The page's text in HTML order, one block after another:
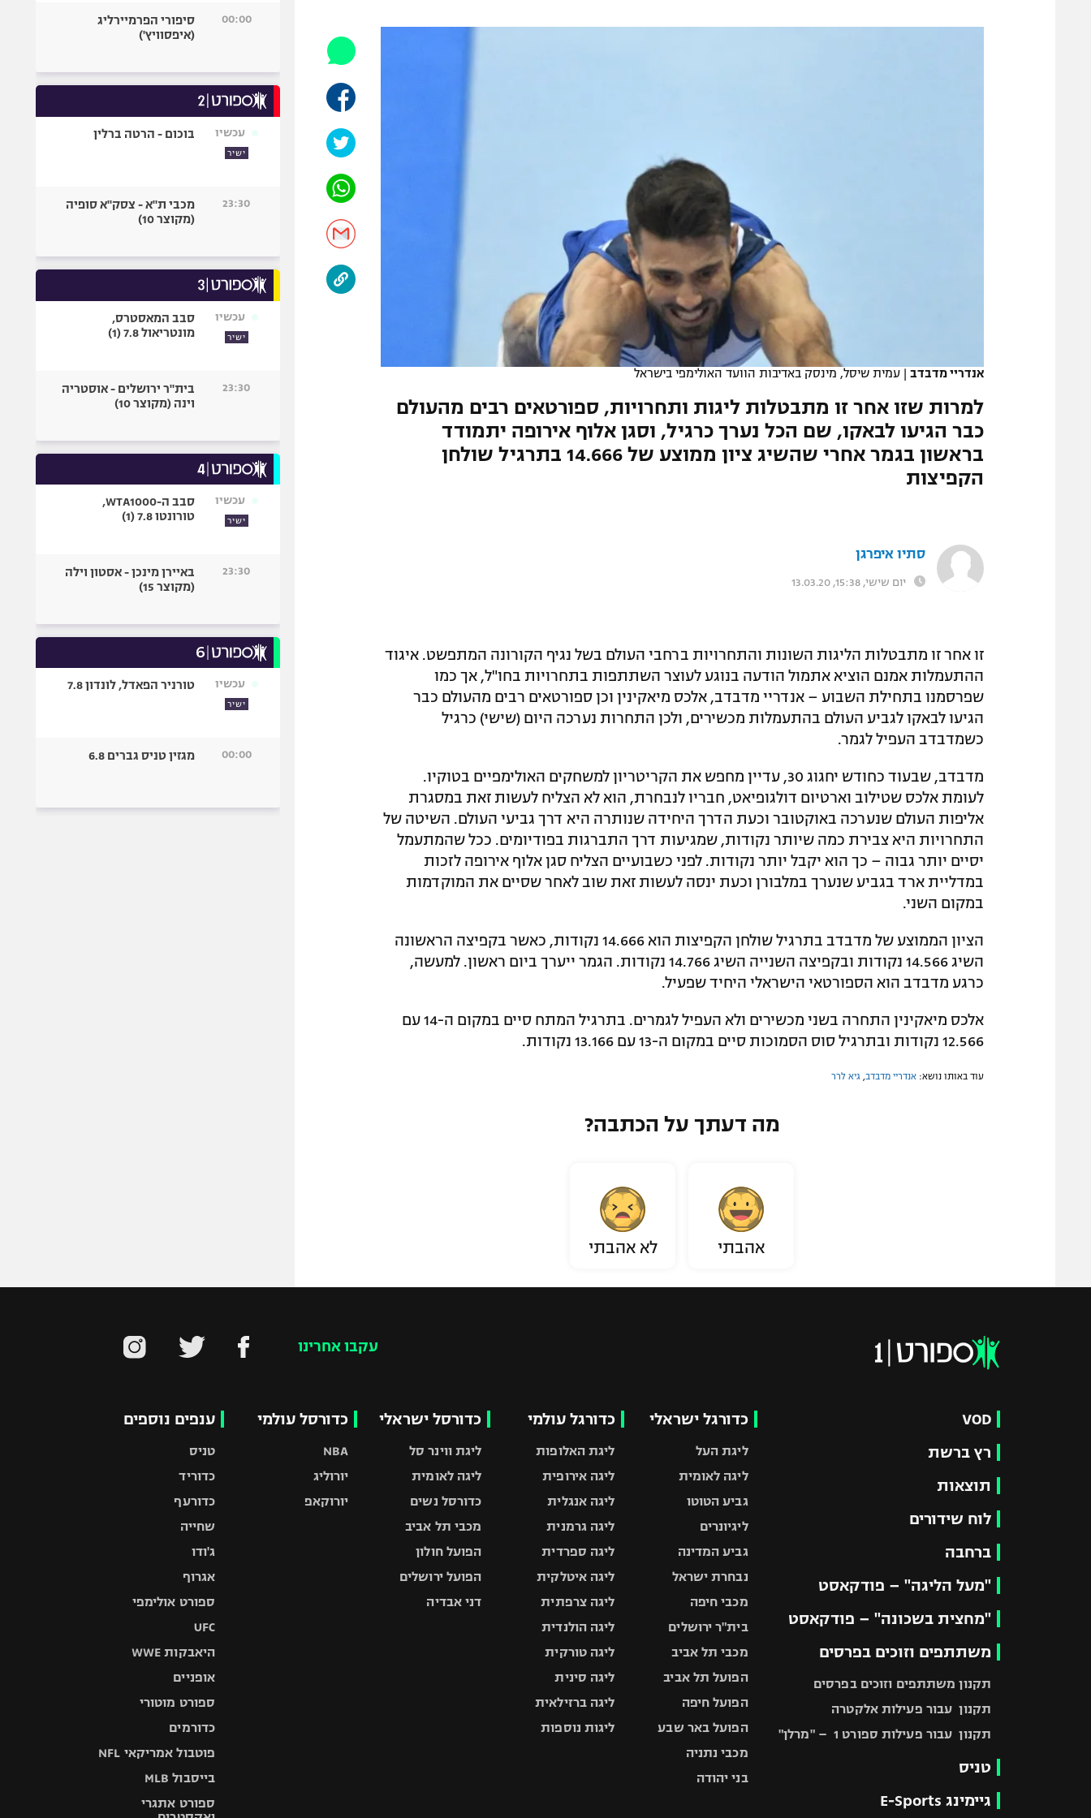
המגזין
הפועל תל אביב
ליגה סינית
אופניים
כדורמים
פוטבול אמריקאי NFL
גיימינג E-Sports
אנדריי מדבדב | עמית שיסל, מינסק באדיבות הוועד האולימפי בישראל
למרות שזו אחר זו מתבטלות ליגות ותחרויות, ספורטאים רבים מהעולם
כבר הגיעו לבאקו, שם הכל נערך כרגיל, וסגן אלוף אירופה יתמודד
בראשון בגמר אחרי שהשיג ציון ממוצע של 14.666 בתרגיל שולחן
הקפיצות
סתיו איפרגן
יום שישי, 15:38, 13.03.20
זו אחר זו מתבטלות הליגות השונות והתחרויות ברחבי העולם בשל נגיף הקורונה המתפשט. איגוד
ההתעמלות אמנם הוציא אתמול הודעה בנוגע לעוצר השתתפות בתחרויות בחו"ל, אך כמו
שפרסמנו בתחילת השבוע – אנדריי מדבדב, אלכס מיאקינין וכן ספורטאים רבים מהעולם כבר
הגיעו לבאקו לגביע העולם בהתעמלות מכשירים, ולכן התחרות נערכה היום (שישי) כרגיל
כשמדבדב העפיל לגמר.
מדבדב, שבעוד כחודש יחגוג 30, עדיין מחפש את הקריטריון למשחקים האולימפיים בטוקיו.
לעומת אלכס שטילוב וארטיום דולגופיאט, חבריו לנבחרת, הוא לא הצליח לעשות זאת במסגרת
אליפות העולם שנערכה באוקטובר וכעת הדרך היחידה שנותרה היא דרך גביעי העולם. השיטה של
התחרויות היא צבירת כמה שיותר נקודות, שמגיעות דרך התברגות בפודיומים. ככל שהמתעמל
יסיים יותר גבוה – כך הוא יקבל יותר נקודות. לפני כשבועיים הצליח סגן אלוף אירופה לזכות
במדליית ארד בגביע שנערך במלבורן וכעת ינסה לעשות זאת שוב לאחר שסיים את המוקדמות
במקום השני.
הציון הממוצע של מדבדב בתרגיל שולחן הקפיצות הוא 14.666 נקודות, כאשר בקפיצה הראשונה
השיג 14.566 נקודות ובקפיצה השנייה השיג 14.766 נקודות. הגמר ייערך ביום ראשון. למעשה,
כרגע מדבדב הוא הספורטאי הישראלי היחיד שפעיל.
אלכס מיאקינין התחרה בשני מכשירים ולא העפיל לגמרים. בתרגיל המתח סיים במקום ה-14 עם
12.566 נקודות ובתרגיל סוס הסמוכות סיים במקום ה-13 עם 13.166 נקודות.
עוד באותו נושא: אנדריי מדבדב גיא לרר
מה דעתך על הכתבה?
אהבתי לא אהבתי
00:00
סיפורי הפרמיירליג
(איפסוויץ')
עכשיו
ישיר
בוכום - הרטה ברלין
23:30
מכבי ת"א - צסק"א סופיה
(מקוצר 10)
עכשיו
ישיר
סבב המאסטרס,
מונטריאול 7.8 (1)
23:30
בית"ר ירושלים - אוסטריה
וינה (מקוצר 10)
עכשיו
ישיר
סבב ה-WTA1000,
טורונטו 7.8 (1)
23:30
באיירן מינכן - אסטון וילה
(מקוצר 15)
עכשיו
ישיר
טורניר הפאדל, לונדון 7.8
00:00 מגזין טניס גברים 6.8
עקבו אחרינו
VOD
רץ ברשת
תוצאות
לוח שידורים
ברחבה
"מעל הליגה" – פודקאסט
"מחצית בשכונה" – פודקאסט
משתתפים וזוכים בפרסים
תקנון משתתפים וזוכים בפרסים
תקנון עבור פעילות אלקטרה
תקנון עבור פעילות ספורט 1 – "מרלן"
טניס
גיימינג E-Sports
כדורגל ישראלי
ליגת העל
ליגה לאומית
גביע הטוטו
ליגיונרים
גביע המדינה
נבחרת ישראל
מכבי חיפה
בית"ר ירושלים
מכבי תל אביב
הפועל תל אביב
הפועל חיפה
הפועל באר שבע
מכבי נתניה
בני יהודה
כדורגל עולמי
ליגת האלופות
ליגה אירופית
ליגה אנגלית
ליגה גרמנית
ליגה ספרדית
ליגה איטלקית
ליגה צרפתית
ליגה הולנדית
ליגה טורקית
ליגה סינית
ליגה ברזילאית
ליגות נוספות
כדורסל ישראלי
ליגת ווינר סל
ליגה לאומית
כדורסל נשים
מכבי תל אביב
הפועל חולון
הפועל ירושלים
דני אבדיה
כדורסל עולמי
NBA
יורוליג
יורוקאפ
ענפים נוספים
טניס
כדוריד
כדורעף
שחייה
ג'ודו
אגרוף
ספורט אולימפי
UFC
היאבקות WWE
אופניים
ספורט מוטורי
כדורמים
פוטבול אמריקאי NFL
בייסבול MLB
ספורט אתגרי